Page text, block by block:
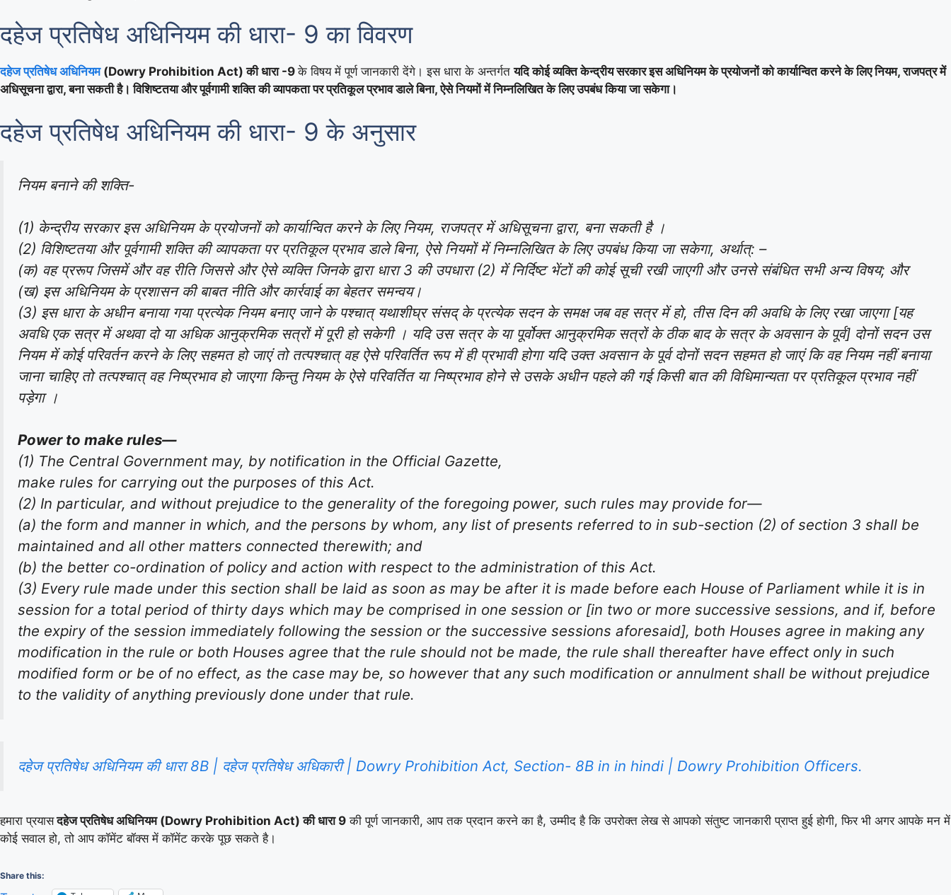
दहेज प्रतिषेध अधिनियम की धारा- 9 का विवरण
दहेज प्रतिषेध अधिनियम(Dowry Prohibition Act) की धारा -9के विषय में पूर्ण जानकारी देंगे। इस धारा के अन्तर्गतयदि कोई व्यक्ति केन्द्रीय सरकार इस अधिनियम के प्रयोजनों को कार्यान्वित करने के लिए नियम, राजपत्र में
अधिसूचना द्वारा, बना सकती है। विशिष्टतया और पूर्वगामी शक्ति की व्यापकता पर प्रतिकूल प्रभाव डाले बिना, ऐसे नियमों में निम्नलिखित के लिए उपबंध किया जा सकेगा।
दहेज प्रतिषेध अधिनियम की धारा- 9 के अनुसार
नियम बनाने की शक्ति-
(1) केन्द्रीय सरकार इस अधिनियम के प्रयोजनों को कार्यान्वित करने के लिए नियम, राजपत्र में अधिसूचना द्वारा, बना सकती है ।
(2) विशिष्टतया और पूर्वगामी शक्ति की व्यापकता पर प्रतिकूल प्रभाव डाले बिना, ऐसे नियमों में निम्नलिखित के लिए उपबंध किया जा सकेगा, अर्थात्‌: –
(क) वह प्ररूप जिसमें और वह रीति जिससे और ऐसे व्यक्ति जिनके द्वारा धारा 3 की उपधारा (2) में निर्दिष्ट भेंटों की कोई सूची रखी जाएगी और उनसे संबंधित सभी अन्य विषय; और
(ख) इस अधिनियम के प्रशासन की बाबत नीति और कार्रवाई का बेहतर समन्वय।
(3) इस धारा के अधीन बनाया गया प्रत्येक नियम बनाए जाने के पश्चात्‌ यथाशीघ्र संसद्‌ के प्रत्येक सदन के समक्ष जब वह सत्र में हो, तीस दिन की अवधि के लिए रखा जाएगा [यह
अवधि एक सत्र में अथवा दो या अधिक आनुक्रमिक सत्रों में पूरी हो सकेगी । यदि उस सत्र के या पूर्वोक्त आनुक्रमिक सत्रों के ठीक बाद के सत्र के अवसान के पूर्व] दोनों सदन उस
नियम में कोई परिवर्तन करने के लिए सहमत हो जाएं तो तत्पश्चात्‌ वह ऐसे परिवर्तित रूप में ही प्रभावी होगा यदि उक्त अवसान के पूर्व दोनों सदन सहमत हो जाएं कि वह नियम नहीं बनाया
जाना चाहिए तो तत्पश्चात्‌ वह निष्प्रभाव हो जाएगा किन्तु नियम के ऐसे परिवर्तित या निष्प्रभाव होने से उसके अधीन पहले की गई किसी बात की विधिमान्यता पर प्रतिकूल प्रभाव नहीं
पड़ेगा ।
Power to make rules—
(1) The Central Government may, by notification in the Official Gazette,
make rules for carrying out the purposes of this Act.
(2) In particular, and without prejudice to the generality of the foregoing power, such rules may provide for—
(a) the form and manner in which, and the persons by whom, any list of presents referred to in sub-section (2) of section 3 shall be
maintained and all other matters connected therewith; and
(b) the better co-ordination of policy and action with respect to the administration of this Act.
(3) Every rule made under this section shall be laid as soon as may be after it is made before each House of Parliament while it is in
session for a total period of thirty days which may be comprised in one session or [in two or more successive sessions, and if, before
the expiry of the session immediately following the session or the successive sessions aforesaid], both Houses agree in making any
modification in the rule or both Houses agree that the rule should not be made, the rule shall thereafter have effect only in such
modified form or be of no effect, as the case may be, so however that any such modification or annulment shall be without prejudice
to the validity of anything previously done under that rule.
दहेज प्रतिषेध अधिनियम की धारा 8B | दहेज प्रतिषेध अधिकारी | Dowry Prohibition Act, Section- 8B in in hindi | Dowry Prohibition Officers.
हमारा प्रयासदहेज प्रतिषेध अधिनियम (Dowry Prohibition Act) की धारा 9 की पूर्ण जानकारी, आप तक प्रदान करने का है, उम्मीद है कि उपरोक्त लेख से आपको संतुष्ट जानकारी प्राप्त हुई होगी, फिर भी अगर आपके मन में
कोई सवाल हो, तो आप कॉमेंट बॉक्स में कॉमेंट करके पूछ सकते है।
Share this: